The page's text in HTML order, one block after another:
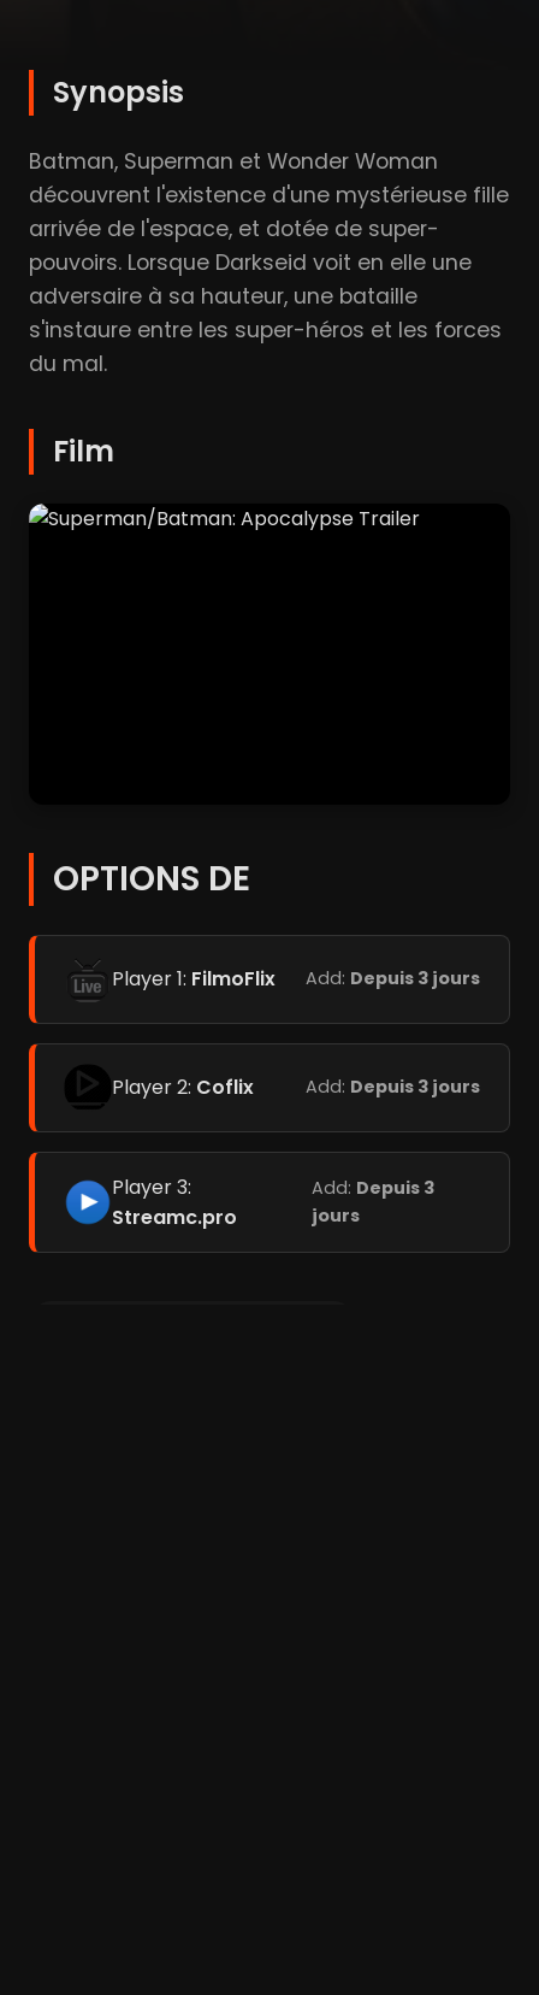
Synopsis
Batman, Superman et Wonder Woman
découvrent l'existence d'une mystérieuse fille
arrivée de l'espace, et dotée de super-
pouvoirs. Lorsque Darkseid voit en elle une
adversaire à sa hauteur, une bataille
s'instaure entre les super-héros et les forces
du mal.
Film
OPTIONS DE
Player 1: FilmoFlix Add: Depuis 3 jours
Player 2: Coflix Add: Depuis 3 jours
Player 3:
Streamc.pro
Add: Depuis 3
jours